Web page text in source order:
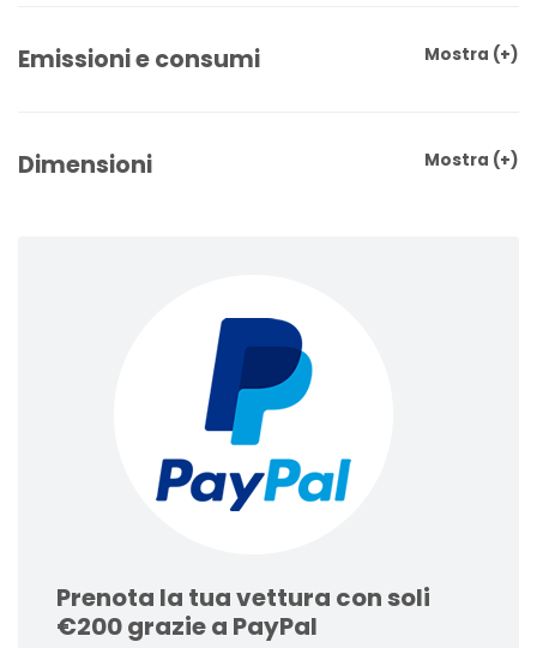
Emissioni e consumi Mostra (+)
Dimensioni Mostra (+)
Prenota la tua vettura con soli
€200 grazie a PayPal